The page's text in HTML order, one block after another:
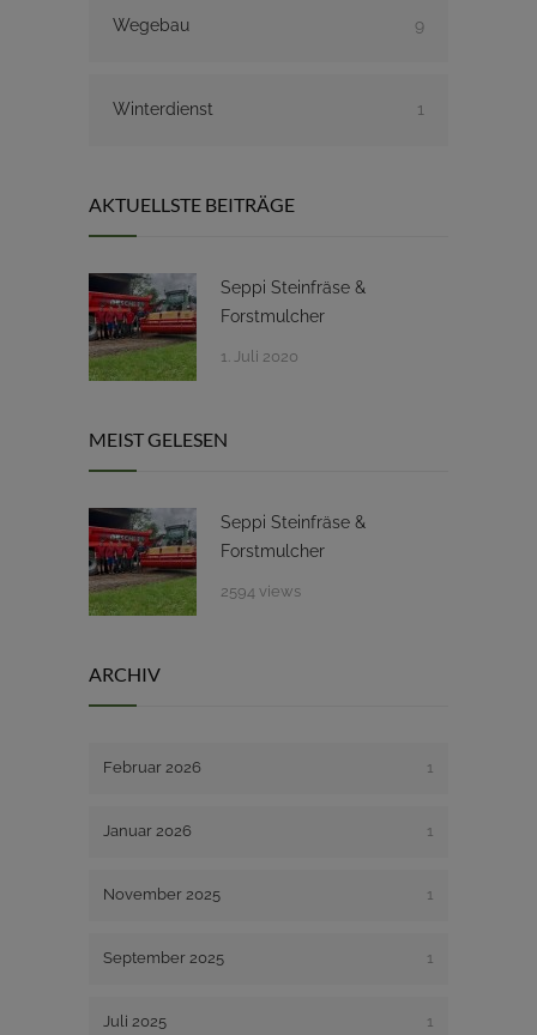
Wegebau 9
Winterdienst 1
AKTUELLSTE BEITRÄGE
Seppi Steinfräse &
Forstmulcher
1. Juli 2020
MEIST GELESEN
Seppi Steinfräse &
Forstmulcher
2594 views
ARCHIV
Februar 2026 1
Januar 2026 1
November 2025 1
September 2025 1
Juli 2025 1